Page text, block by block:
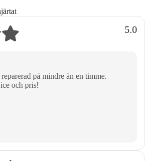
5.0
på mindre än en timme.
och pris!